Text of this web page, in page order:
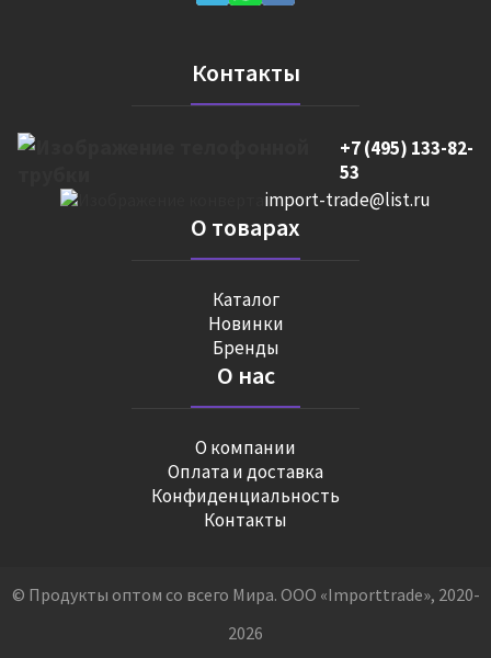
Контакты
+7 (495) 133-82-
53
import-trade@list.ru
О товарах
Каталог
Новинки
Бренды
О нас
О компании
Оплата и доставка
Конфиденциальность
Контакты
© Продукты оптом со всего Мира. ООО «Importtrade», 2020-
2026